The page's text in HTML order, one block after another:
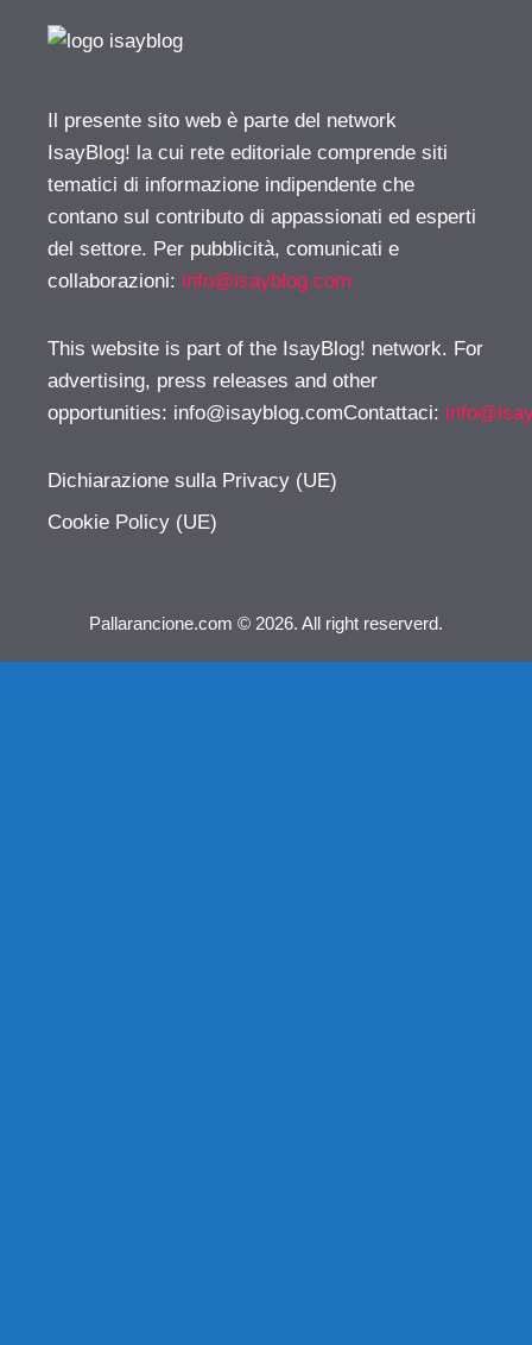
Il presente sito web è parte del network
IsayBlog! la cui rete editoriale comprende siti
tematici di informazione indipendente che
contano sul contributo di appassionati ed esperti
del settore. Per pubblicità, comunicati e
collaborazioni: info@isayblog.com
This website is part of the IsayBlog! network. For
advertising, press releases and other
opportunities: info@isayblog.comContattaci:
Dichiarazione sulla Privacy (UE)
Cookie Policy (UE)
Pallarancione.com © 2026. All right reserverd.